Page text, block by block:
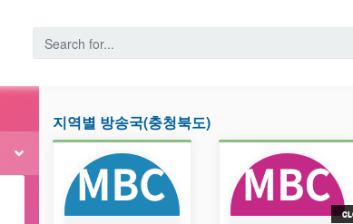
지역별 방송국(충청북도)